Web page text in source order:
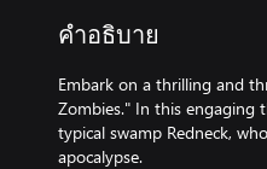
คำอธิบาย
Embark on a thrilling and
Zombies." In this engaging
typical swamp Redneck,
apocalypse.